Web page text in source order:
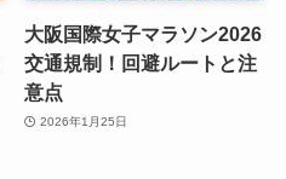
大阪国際女子マラソン2026
交通規制！回避ルートと注
意点
2026年1月25日